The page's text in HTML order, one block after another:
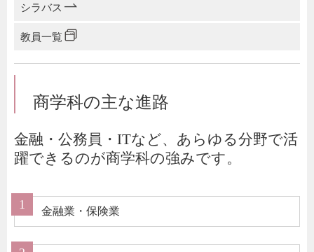
シラバス
教員一覧
商学科の主な進路
金融・公務員・ITなど、あらゆる分野で活
躍できるのが商学科の強みです。
金融業・保険業